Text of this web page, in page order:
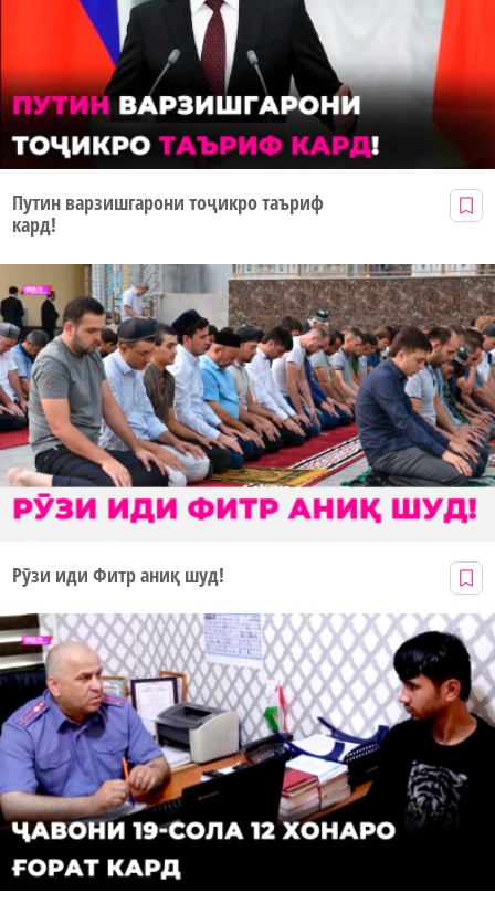
Путин варзишгарони тоҷикро таъриф
кард!
Рӯзи иди Фитр аниқ шуд!